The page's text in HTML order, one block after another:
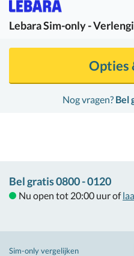
LebaraSim-only -
Nog vragen? Bel
Opties
Bel gratis 0800 - 0120
Nu open tot 20:00 uur of
Sim-only vergelijken